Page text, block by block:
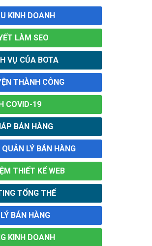
KINH DOANH
LÀM SEO
VỤ CỦA BOTA
THÀNH CÔNG
COVID-19
BÁN HÀNG
LÝ BÁN HÀNG
THIẾT KẾ WEB
TỔNG THỂ
BÁN HÀNG
KINH DOANH